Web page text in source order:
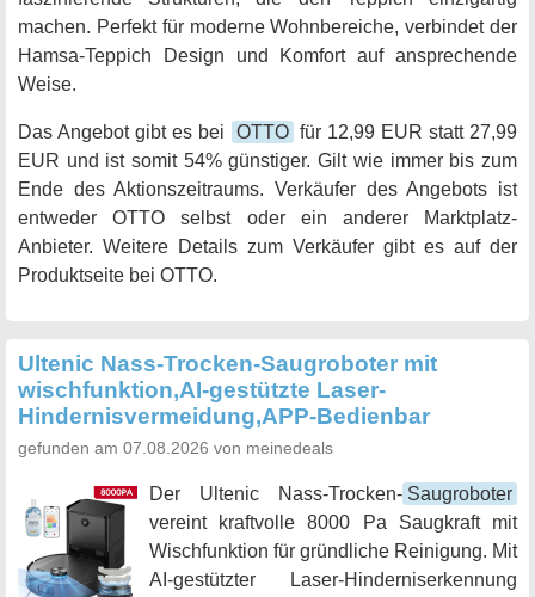
machen. Perfekt für moderne Wohnbereiche, verbindet der
Hamsa-Teppich Design und Komfort auf ansprechende
Weise.
Das Angebot gibt es bei OTTO für 12,99 EUR statt 27,99
EUR und ist somit 54% günstiger. Gilt wie immer bis zum
Ende des Aktionszeitraums. Verkäufer des Angebots ist
entweder OTTO selbst oder ein anderer Marktplatz-
Anbieter. Weitere Details zum Verkäufer gibt es auf der
Produktseite bei OTTO.
Ultenic Nass-Trocken-Saugroboter mit
wischfunktion,AI-gestützte Laser-
Hindernisvermeidung,APP-Bedienbar
gefunden am 07.08.2026 von meinedeals
Der Ultenic Nass-Trocken- Saugroboter
vereint kraftvolle 8000 Pa Saugkraft mit
Wischfunktion für gründliche Reinigung. Mit
AI-gestützter Laser-Hinderniserkennung